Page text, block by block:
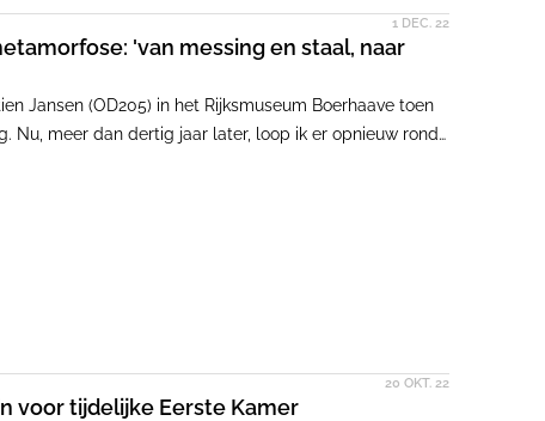
1 DEC. 22
'van messing en staal, naar
Jansen (OD205) in het Rijksmuseum Boerhaave toen
Nu, meer dan dertig jaar later, loop ik er opnieuw rond
20 OKT. 22
voor tijdelijke Eerste Kamer